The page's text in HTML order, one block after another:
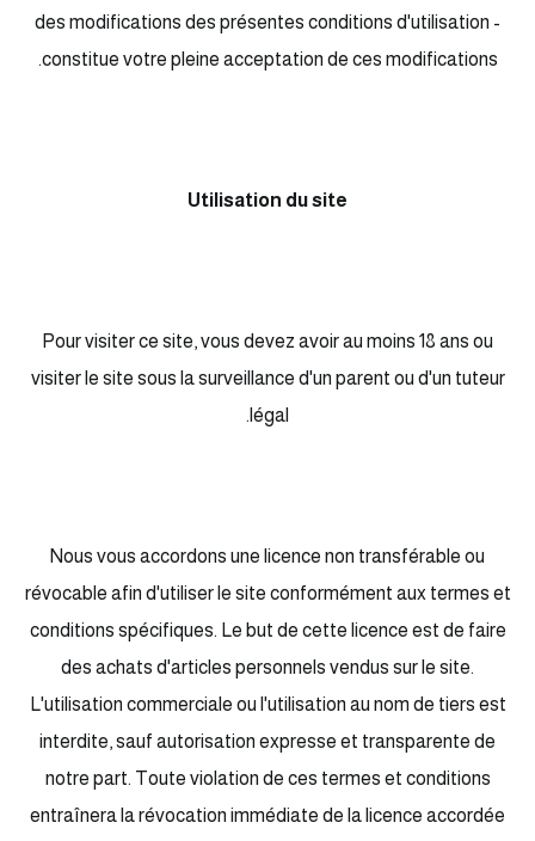
des modifications des présentes conditions d'utilisation -
constitue votre pleine acceptation de ces modifications.
Utilisation du site
Pour visiter ce site, vous devez avoir au moins 18 ans ou
visiter le site sous la surveillance d'un parent ou d'un tuteur
légal.
Nous vous accordons une licence non transférable ou
révocable afin d'utiliser le site conformément aux termes et
conditions spécifiques. Le but de cette licence est de faire
des achats d'articles personnels vendus sur le site.
L'utilisation commerciale ou l'utilisation au nom de tiers est
interdite, sauf autorisation expresse et transparente de
notre part. Toute violation de ces termes et conditions
entraînera la révocation immédiate de la licence accordée